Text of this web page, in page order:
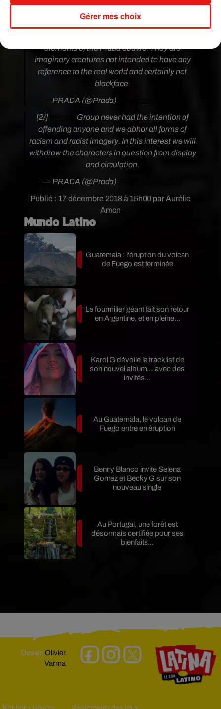
Publié : 17 décembre 2018 à 15h00 par Aurélie
Amcn
l’affichage et de la circulation».
elements of the Prada oeuvre. They are
imaginary creatures not intended to have any
reference to the real world and certainly not
blackface.
— PRADA (@Prada)
[2/]
Group never had the intention of
offending anyone and we abhor all forms of
racism and racist imagery. In this interest we will
withdraw the characters in question from display
and circulation.
— PRADA (@Prada)
Mundo Latino
Guatemala : l'éruption du volcan
de Fuego est terminée
Le fourmilier géant fait son retour
en Argentine, et en pleine...
Karol G dévoile la tracklist de
son nouvel album… avec des
invités...
Au Guatemala, le volcan de
Fuego entre en éruption
Benny Blanco invite Selena
Gomez et Becky G sur son
nouveau single
Au Portugal, une forêt est
désormais certifiée pour ses
bienfaits...
DesignOlivier
Varma
Gérer mes choix